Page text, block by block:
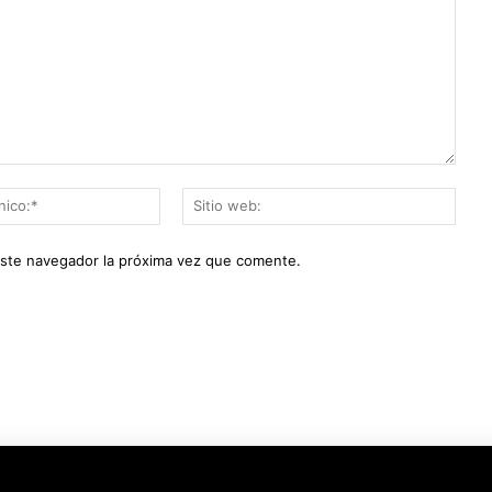
Correo
electrónico:*
web:
navegador la próxima vez que comente.